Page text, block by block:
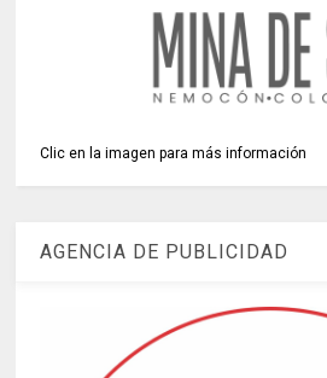
Clic en la imagen para más información
AGENCIA DE PUBLICIDAD